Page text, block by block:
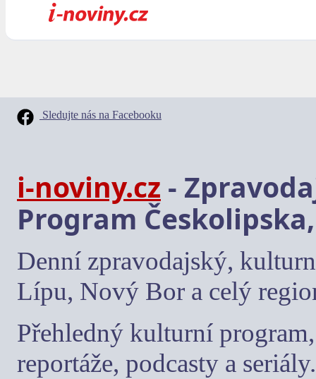
Sledujte nás na Facebooku
i-noviny.cz -
Program
Denní zpravodajský,
Lípu, Nový Bor a celý
Přehledný kulturní
reportáže, podcasty a seriály.